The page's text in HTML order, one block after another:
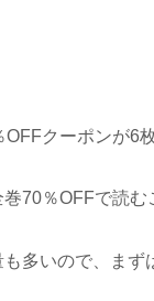
クーポンが6
70％OFFで読む
多いので、まず